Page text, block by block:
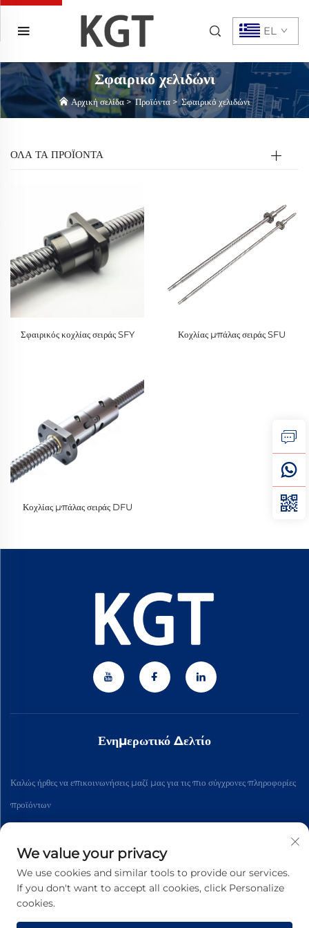
EL
Σφαιρικό χελιδώνι
Αρχική σελίδα>Προϊόντα >Σφαιρικό χελιδώνι
ΟΛΑ ΤΑ ΠΡΟΪΟΝΤΑ
Σφαιρικός κοχλίας σειράς SFY Κοχλίας μπάλας σειράς SFU
Κοχλίας μπάλας σειράς DFU
Ενημερωτικό Δελτίο
Καλώς ήρθες να επικοινωνήσεις μαζί μας για τις πιο σύγχρονες πληροφορίες
προϊόντων
Πνευματικά δικαιώματα © 2026 Zhejiang Jiateng Precision
We value your privacy
We use cookies and similar tools to provide our services.
If you don't want to accept all cookies, click Personalize
cookies.